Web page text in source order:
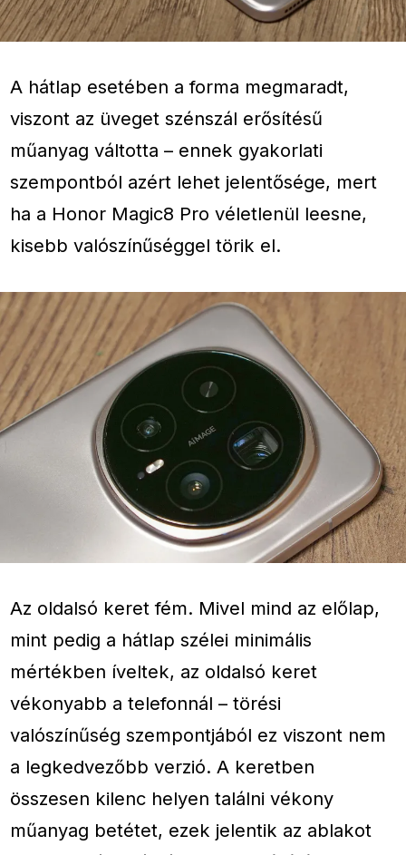
A hátlap esetében a forma megmaradt,
viszont az üveget szénszál erősítésű
műanyag váltotta – ennek gyakorlati
szempontból azért lehet jelentősége, mert
ha a Honor Magic8 Pro véletlenül leesne,
kisebb valószínűséggel törik el.
Az oldalsó keret fém. Mivel mind az előlap,
mint pedig a hátlap szélei minimális
mértékben íveltek, az oldalsó keret
vékonyabb a telefonnál – törési
valószínűség szempontjából ez viszont nem
a legkedvezőbb verzió. A keretben
összesen kilenc helyen találni vékony
műanyag betétet, ezek jelentik az ablakot